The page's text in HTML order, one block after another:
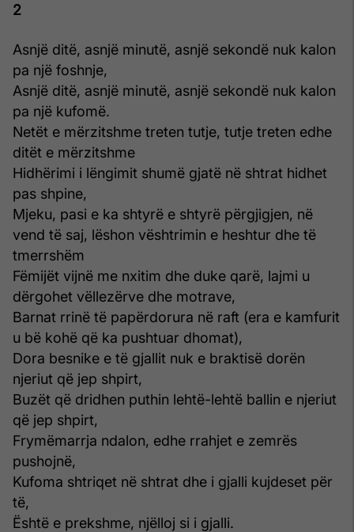
2
Asnjë ditë, asnjë minutë, asnjë sekondë nuk kalon
pa një foshnje,
Asnjë ditë, asnjë minutë, asnjë sekondë nuk kalon
pa një kufomë.
Netët e mërzitshme treten tutje, tutje treten edhe
ditët e mërzitshme
Hidhërimi i lëngimit shumë gjatë në shtrat hidhet
pas shpine,
Mjeku, pasi e ka shtyrë e shtyrë përgjigjen, në
vend të saj, lëshon vështrimin e heshtur dhe të
tmerrshëm
Fëmijët vijnë me nxitim dhe duke qarë, lajmi u
dërgohet vëllezërve dhe motrave,
Barnat rrinë të papërdorura në raft (era e kamfurit
u bë kohë që ka pushtuar dhomat),
Dora besnike e të gjallit nuk e braktisë dorën
njeriut që jep shpirt,
Buzët që dridhen puthin lehtë-lehtë ballin e njeriut
që jep shpirt,
Frymëmarrja ndalon, edhe rrahjet e zemrës
pushojnë,
Kufoma shtriqet në shtrat dhe i gjalli kujdeset për
të,
Është e prekshme, njëlloj si i gjalli.